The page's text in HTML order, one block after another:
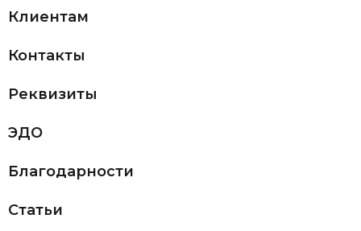
Клиентам
Контакты
Реквизиты
ЭДО
Благодарности
Статьи